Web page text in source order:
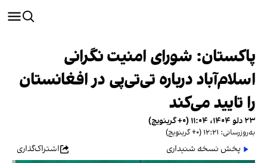
پاکستان: شورای امنیت نگرانی‌
اسلام‌آباد درباره تی‌تی‌پی در افغانستان
را تایید می‌کند
۲۳ دلو ۱۴۰۴، ۱۱:۰۴ (‎+۰ گرینویچ)
به‌روزرسانی: ۱۲:۲۱ (‎+۰ گرینویچ)
پخش نسخه شنیداری اشتراک‌گذاری